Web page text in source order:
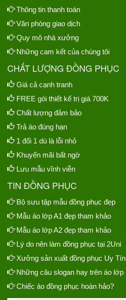
Thông tin thanh toán
Văn phòng giao dịch
Quy mô nhà xưởng
Những cam kết của chúng tôi
CHẤT LƯỢNG ĐỒNG PHỤC
Giá cả cạnh tranh
FREE gói thiết kế trị giá 700K
Chất lượng đảm bảo
Trả áo đúng hạn
1 đổi 1 dù là lỗi nhỏ
Khuyến mãi bất ngờ
Lưu mẫu vĩnh viễn
TIN ĐỒNG PHỤC
Bộ sưu tập mẫu đồng phục đẹp
Mẫu áo lớp A1 đẹp tham khảo
Mẫu áo lớp A2 đẹp tham khảo
Lý do nên làm đồng phục tại 2Uni
Xưởng sản xuất đồng phục Uy Tín
Những câu slogan hay trên áo lớp
Chiếc áo đồng phục hoàn hảo?